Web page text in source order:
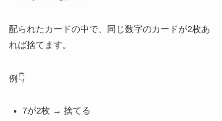
配られたカードの中で、同じ数字のカードが2枚あ
れば捨てます。
例👇
7が2枚 → 捨てる